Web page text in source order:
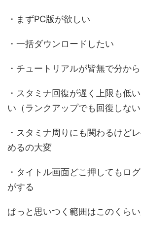
・まずPC版が欲しい
・一括ダウンロードしたい
・チュートリアルが皆無で分か
・スタミナ回復が遅く上限も低
い（ランクアップでも回復しない
・スタミナ周りにも関わるけど
めるの大変
・タイトル画面どこ押してもロ
がする
ぱっと思いつく範囲はこのくら